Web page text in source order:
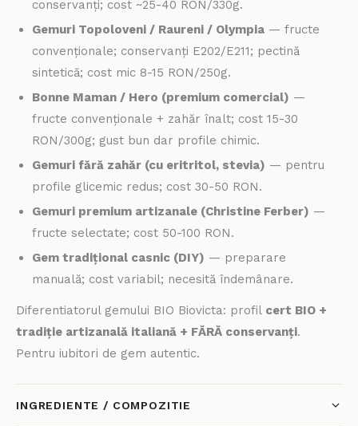
conservanți; cost ~25-40 RON/330g.
Gemuri Topoloveni / Raureni / Olympia — fructe
convenționale; conservanți E202/E211; pectină
sintetică; cost mic 8-15 RON/250g.
Bonne Maman / Hero (premium comercial) —
fructe convenționale + zahăr înalt; cost 15-30
RON/300g; gust bun dar profile chimic.
Gemuri fără zahăr (cu eritritol, stevia) — pentru
profile glicemic redus; cost 30-50 RON.
Gemuri premium artizanale (Christine Ferber) —
fructe selectate; cost 50-100 RON.
Gem tradițional casnic (DIY) — preparare
manuală; cost variabil; necesită îndemânare.
Diferentiatorul gemului BIO Biovicta: profil cert BIO +
tradiție artizanală italiană + FĂRĂ conservanți.
Pentru iubitori de gem autentic.
INGREDIENTE / COMPOZITIE
PRIMESTE 5%
REDUCERE LA
PRIMA COMANDA
produsele noi si ofertele exclusive!